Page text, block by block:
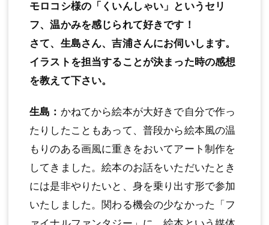
モロコシ様の「くいんしゃい」というセリ
フ、温かみを感じられて好きです！
さて、生島さん、吉浦さんにお伺いします。
イラストを担当することが決まった時の感想
を教えて下さい。
生島： かねてから絵本が大好きで自分で作っ
たりしたこともあって、普段から絵本風の温
もりのある画風に重きをおいてアート制作を
してきました。絵本のお話をいただいたとき
には是非やりたいと、身を乗り出す形で参加
いたしました。関わる機会の少なかった「フ